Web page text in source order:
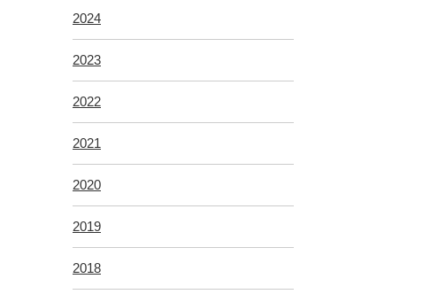
2024
2023
2022
2021
2020
2019
2018